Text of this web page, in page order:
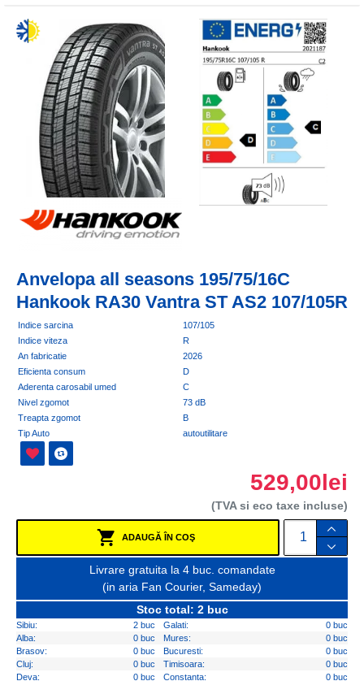
Anvelopa all seasons 195/75/16C
Hankook RA30 Vantra ST AS2 107/105R
Indice sarcina
107/105
Indice viteza
R
An fabricatie
2026
Eficienta consum
D
Aderenta carosabil umed
C
Nivel zgomot
73 dB
Treapta zgomot
B
Tip Auto
autoutilitare
529,00lei
(TVA si eco taxe incluse)
ADAUGĂ ÎN COŞ
Livrare gratuita la 4 buc. comandate
(in aria Fan Courier, Sameday)
Stoc total: 2 buc
Sibiu: 2 buc Galati:
0 buc
Alba:
0 buc Mures:
0 buc
Brasov:
0 buc Bucuresti:
0 buc
Cluj:
0 buc Timisoara:
0 buc
Deva:
0 buc Constanta: 0 buc